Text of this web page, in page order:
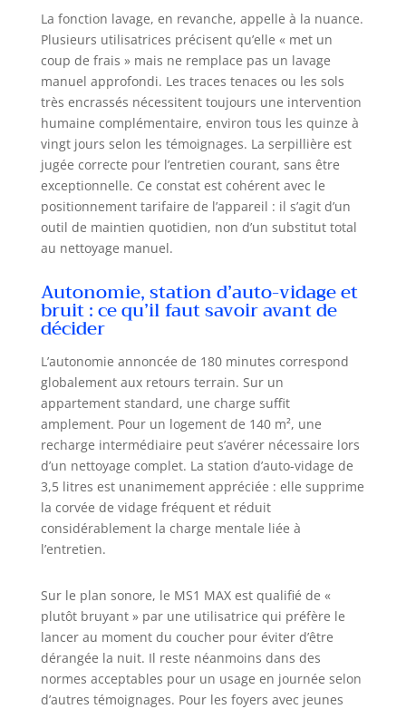
die Sprachsteuerung über Alexa
und Google Assistant und kann
zudem über eine separate
Fernbedienung bedient werden 📢
𝟐 𝐚𝐧𝐬 𝐝𝐞 𝐠𝐚𝐫𝐚𝐧𝐭𝐢𝐞 𝐞𝐭 𝐬𝐞𝐫𝐯𝐢𝐜𝐞 𝐝𝐞 𝐪𝐮𝐚𝐥𝐢𝐭é
➤ Nous vous offrons 24 mois de
garantie pour une tranquillité
d’esprit totale, ainsi qu’un service
client disponible 24 heures sur 24
en jours ouvrés, prêt à répondre à
vos questions à tout moment.
Profitez en toute sérénité du
nettoyage intelligent apporté par
votre MONSGA robot aspirateur
chaque étape 💯𝐃𝐢𝐯𝐞𝐫𝐬 𝐚𝐜𝐜𝐞𝐬𝐬𝐨𝐢𝐫𝐞𝐬
𝐚𝐭𝐭𝐞𝐧𝐭𝐢𝐨𝐧𝐧é𝐬 ➤ Accessoires inclus :
automatique du réservoir à
poussière, 1x réservoir 2-en-1, 1x
brosse latérale, 2x filtres HEPA, 2x
serpillères, 2x sacs à poussière, 1x
adaptateur secteur, 1x
télécommande, 1x brosse de
nettoyage, 1x manuel d’utilisation
(disponible en 5 langues :
allemand, italien, espagnol,
français, anglais)
La fonction lavage, en revanche, appelle à la nuance.
Plusieurs utilisatrices précisent qu’elle « met un
coup de frais » mais ne remplace pas un lavage
manuel approfondi. Les traces tenaces ou les sols
très encrassés nécessitent toujours une intervention
humaine complémentaire, environ tous les quinze à
vingt jours selon les témoignages. La serpillière est
jugée correcte pour l’entretien courant, sans être
exceptionnelle. Ce constat est cohérent avec le
positionnement tarifaire de l’appareil : il s’agit d’un
outil de maintien quotidien, non d’un substitut total
au nettoyage manuel.
Autonomie, station d’auto-vidage et
bruit : ce qu’il faut savoir avant de
décider
L’autonomie annoncée de 180 minutes correspond
globalement aux retours terrain. Sur un
appartement standard, une charge suffit
amplement. Pour un logement de 140 m², une
recharge intermédiaire peut s’avérer nécessaire lors
d’un nettoyage complet. La station d’auto-vidage de
3,5 litres est unanimement appréciée : elle supprime
la corvée de vidage fréquent et réduit
considérablement la charge mentale liée à
l’entretien.
Sur le plan sonore, le MS1 MAX est qualifié de «
plutôt bruyant » par une utilisatrice qui préfère le
lancer au moment du coucher pour éviter d’être
dérangée la nuit. Il reste néanmoins dans des
normes acceptables pour un usage en journée selon
d’autres témoignages. Pour les foyers avec jeunes